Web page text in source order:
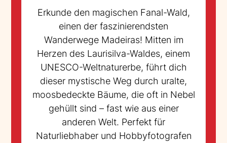
Erkunde den magischen Fanal-Wald,
einen der faszinierendsten
Wanderwege Madeiras! Mitten im
Herzen des Laurisilva-Waldes, einem
UNESCO-Weltnaturerbe, führt dich
dieser mystische Weg durch uralte,
moosbedeckte Bäume, die oft in Nebel
gehüllt sind – fast wie aus einer
anderen Welt. Perfekt für
Naturliebhaber und Hobbyfotografen